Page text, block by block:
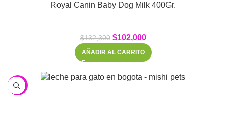
Royal Canin Baby Dog Milk 400Gr.
$132,300 $102,000
AÑADIR AL CARRITO
-22%